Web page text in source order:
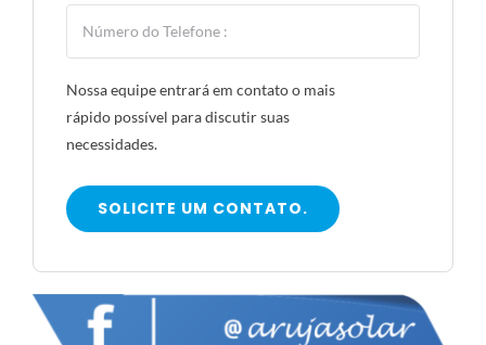
Nossa equipe entrará em contato o mais
rápido possível para discutir suas
necessidades.
SOLICITE UM CONTATO.